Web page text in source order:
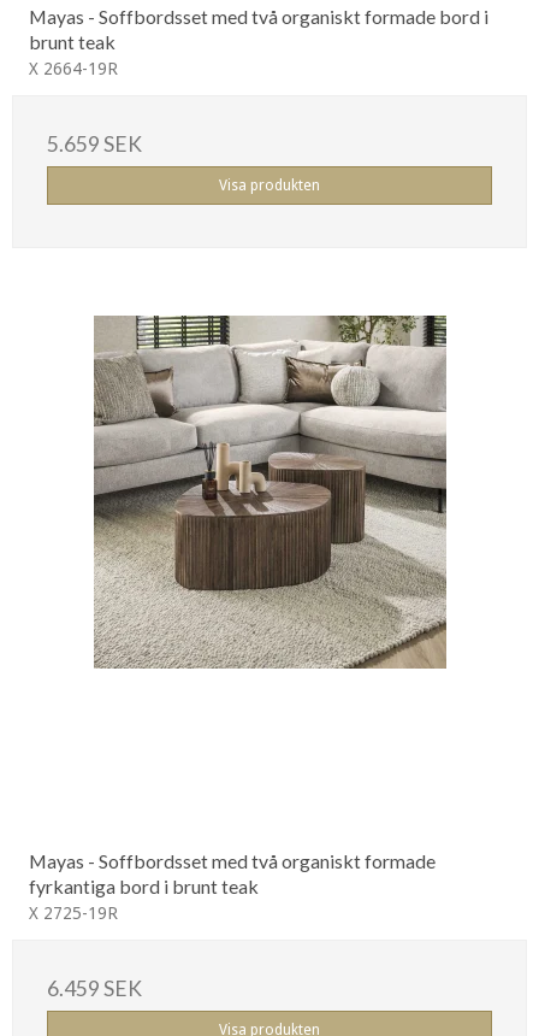
Mayas - Soffbordsset med två organiskt formade bord i
brunt teak
X 2664-19R
5.659 SEK
Visa produkten
Mayas - Soffbordsset med två organiskt formade
fyrkantiga bord i brunt teak
X 2725-19R
6.459 SEK
Visa produkten